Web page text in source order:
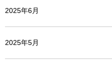
2025年6月
2025年5月